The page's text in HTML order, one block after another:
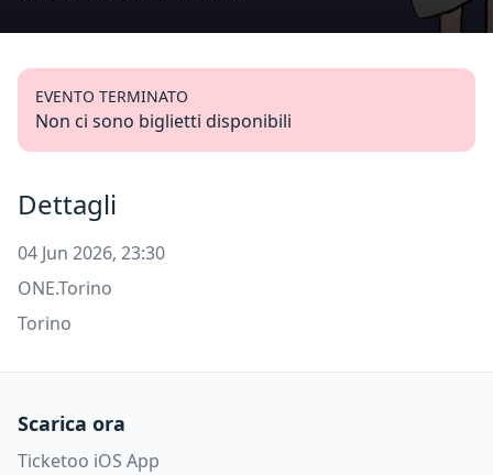
EVENTO TERMINATO
Non ci sono biglietti disponibili
Dettagli
04 Jun 2026, 23:30
ONE.Torino
Torino
Scarica ora
Ticketoo iOS App